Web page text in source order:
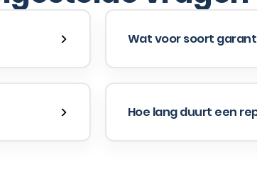
Wat voor soort
Hoe lang duurt een